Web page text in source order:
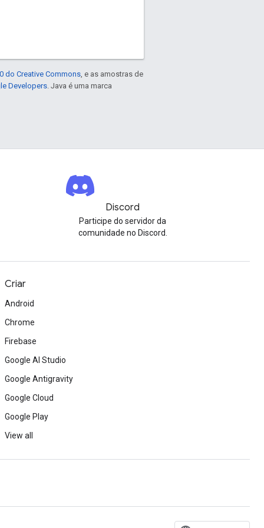
do Creative Commons , e as amostras de
Developers . Java é uma marca
Discord
Participe do servidor da
comunidade no Discord.
Criar
Android
Chrome
Firebase
Google AI Studio
Google Antigravity
Google Cloud
Google Play
View all